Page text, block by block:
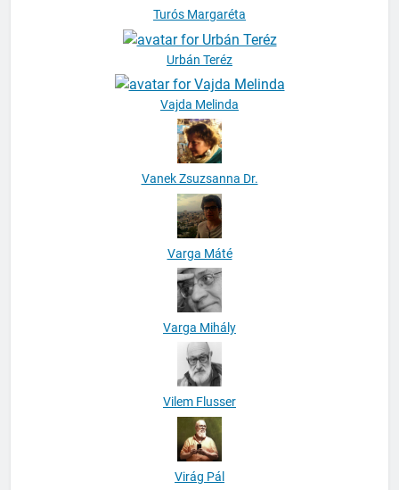
Turós Margaréta
Urbán Teréz
Vajda Melinda
Vanek Zsuzsanna Dr.
Varga Máté
Varga Mihály
Vilem Flusser
Virág Pál